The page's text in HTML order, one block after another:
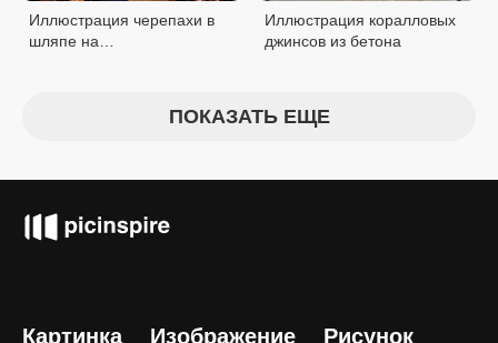
Иллюстрация черепахи в
шляпе на
Иллюстрация коралловых
джинсов из бетона
ПОКАЗАТЬ ЕЩЕ
Картинка Изображение Рисунок